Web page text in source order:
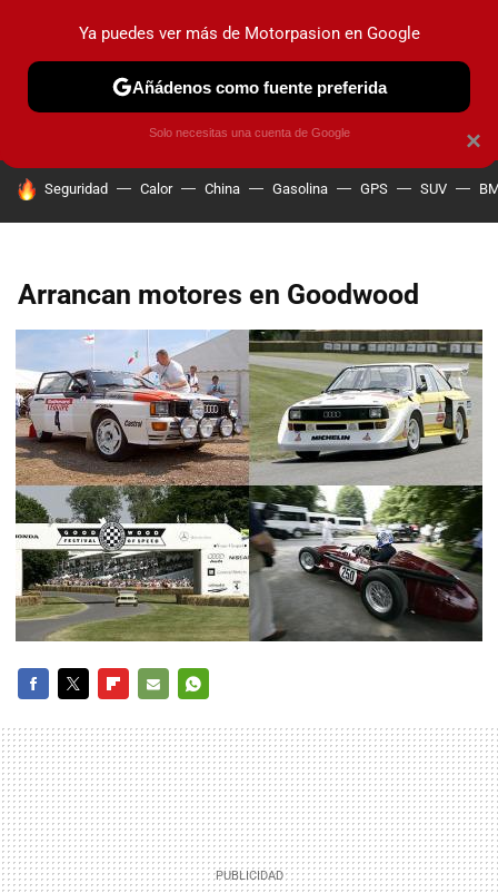
PRUEBAS COCHES ELÉCTRICOS OBSERVATORIO
HOY SE HABLA DE
Seguridad Calor China Gasolina GPS SUV
Arrancan motores en Goodwood
MAIL
×
Ya puedes ver más de Motorpasion en Google
Añádenos como fuente preferida
Solo necesitas una cuenta de Google